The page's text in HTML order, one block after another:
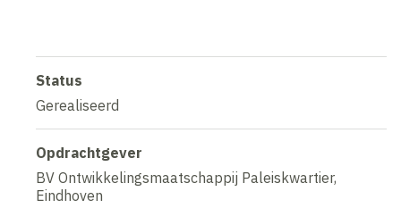
Status
Gerealiseerd
Opdrachtgever
BV Ontwikkelingsmaatschappij Paleiskwartier,
Eindhoven